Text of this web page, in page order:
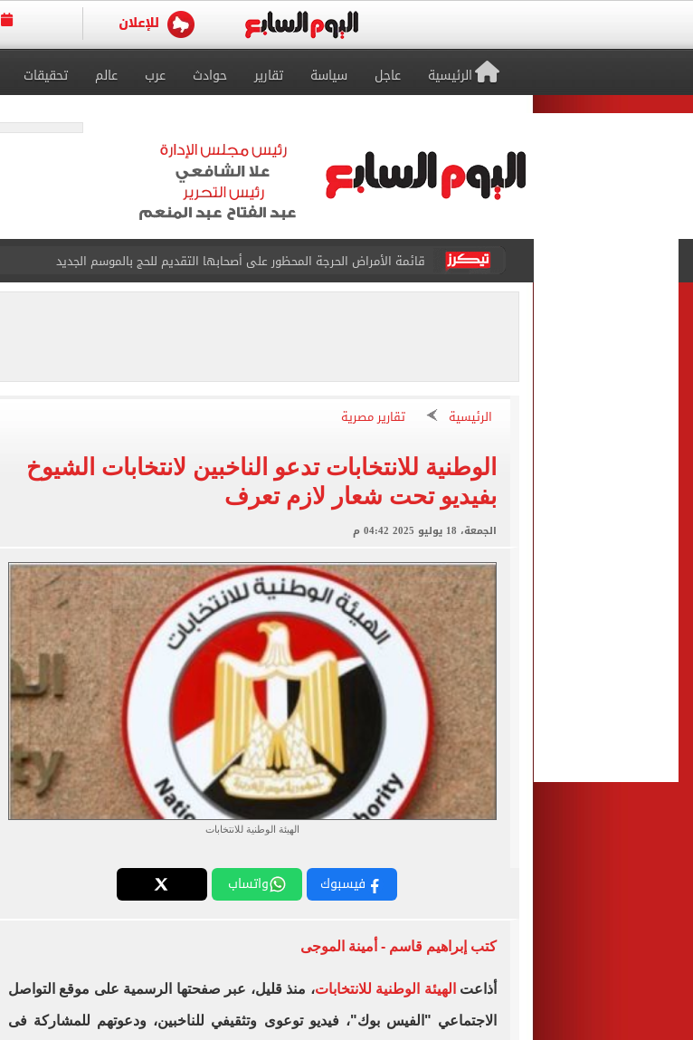
الرئيسية عاجل سياسة تقارير حوادث عرب عالم تحقيقات
تسجيل الرغبات مجانا.. معامل تنسيق الجامعات تستقبل طلاب المرحلة الأولى
"تنظيم الاتصالات": تسجيل الخط باسم شخص لا يجعله مسؤولًا عن الجرائم المرتكبة به
الاتحاد التركي يمنح طرابزون سبور رخصة مشاركة محمد صلاح
خارطة التطعيمات المطلوبة لحج القرعة بالموسم الجديد.. اعرف التفاصيل
جامعة هيروشيما تمنح وزير التعليم الدكتوراه الفخرية تقديرا لما حققه
دراما إنسانية بـ توك توك.. ولادة مفاجئة لـ سيدة أمام وحدة صحية بالقليوبية
الرئيسية تقارير مصرية
الوطنية للانتخابات تدعو الناخبين لانتخابات الشيوخ
بفيديو تحت شعار لازم تعرف
الجمعة، 18 يوليو 2025 04:42 م
الهيئة الوطنية للانتخابات
فيسبوك واتساب
كتب إبراهيم قاسم - أمينة الموجى
أذاعت الهيئة الوطنية للانتخابات، منذ قليل، عبر صفحتها الرسمية على موقع التواصل
الاجتماعي "الفيس بوك"، فيديو توعوى وتثقيفي للناخبين، ودعوتهم للمشاركة فى